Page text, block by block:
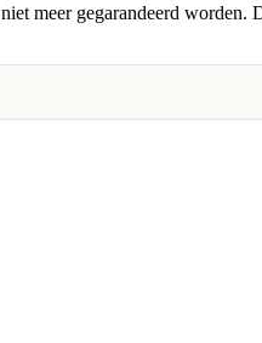
niet meer gegarandeerd worden.